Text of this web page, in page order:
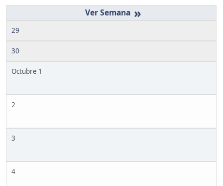
»
29
30
Octubre 1
2
3
4